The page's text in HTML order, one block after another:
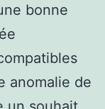
bonne
anomalie de